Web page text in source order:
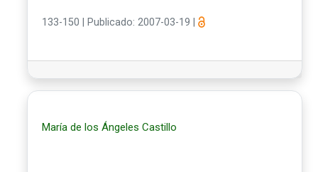
133-150 Publicado: 2007-03-19
María de los Ángeles Castillo